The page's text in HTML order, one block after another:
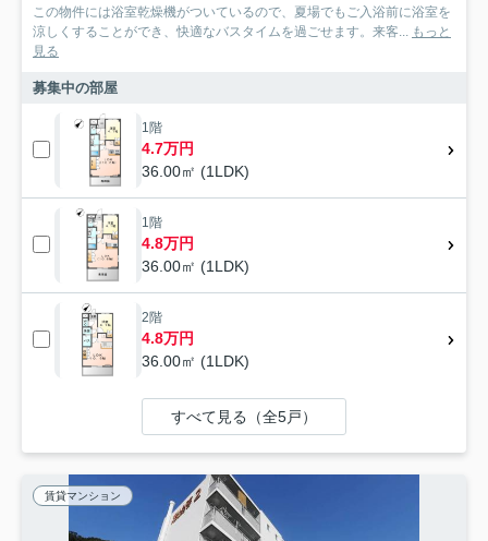
この物件には浴室乾燥機がついているので、夏場でもご入浴前に浴室を
涼しくすることができ、快適なバスタイムを過ごせます。来客... もっと
見る
募集中の部屋
1階
4.7万円
36.00㎡ (1LDK)
1階
4.8万円
36.00㎡ (1LDK)
2階
4.8万円
36.00㎡ (1LDK)
すべて見る（全5戸）
賃貸マンション